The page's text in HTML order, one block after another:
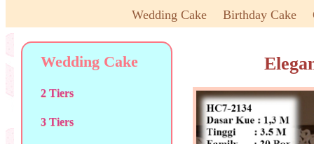
Wedding Cake Birthday Cake
Wedding Cake
2 Tiers
3 Tiers